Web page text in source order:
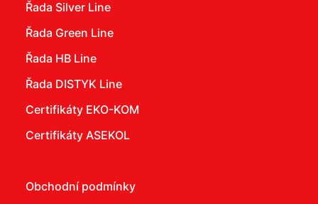
Řada Silver Line
Řada Green Line
Řada HB Line
Řada DISTYK Line
Certifikáty EKO-KOM
Certifikáty ASEKOL
Obchodní podmínky